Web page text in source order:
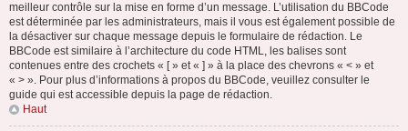
meilleur contrôle sur la mise en forme d’un message. L’utilisation du BBCode
est déterminée par les administrateurs, mais il vous est également possible de
la désactiver sur chaque message depuis le formulaire de rédaction. Le
BBCode est similaire à l’architecture du code HTML, les balises sont
contenues entre des crochets « [ » et « ] » à la place des chevrons « < » et
« > ». Pour plus d’informations à propos du BBCode, veuillez consulter le
guide qui est accessible depuis la page de rédaction.
Haut